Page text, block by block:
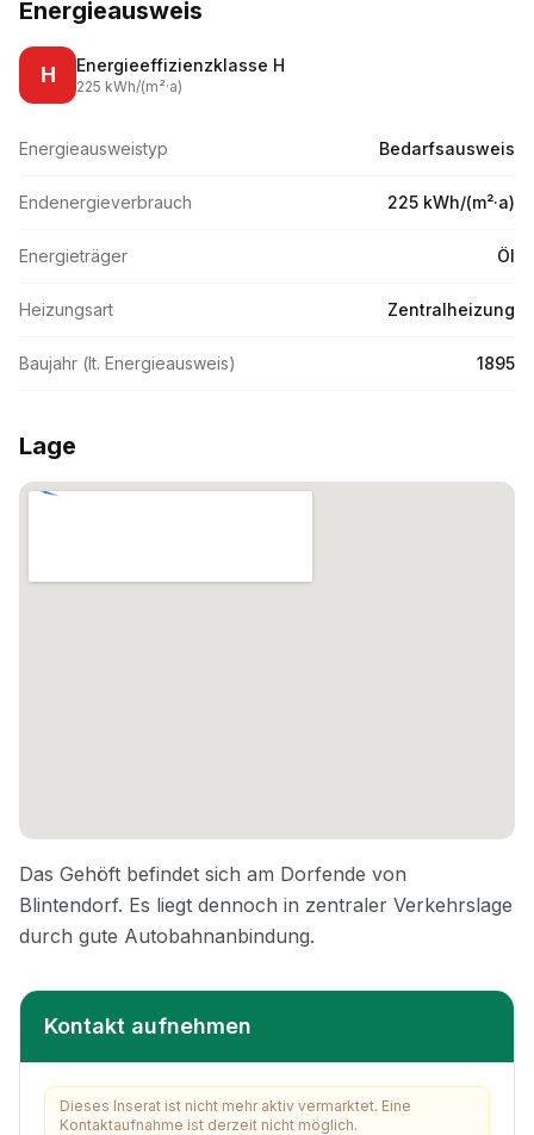
Energieausweis
H Energieeffizienzklasse H
225 kWh/(m²·a)
Energieausweistyp Bedarfsausweis
Endenergieverbrauch 225 kWh/(m²·a)
Energieträger Öl
Heizungsart Zentralheizung
Baujahr (lt. Energieausweis) 1895
Lage
Kontakt aufnehmen
Dieses Inserat ist nicht mehr aktiv vermarktet. Eine
Kontaktaufnahme ist derzeit nicht möglich.